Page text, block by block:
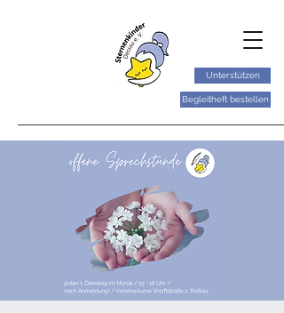
Unterstützen
Begleitheft bestellen